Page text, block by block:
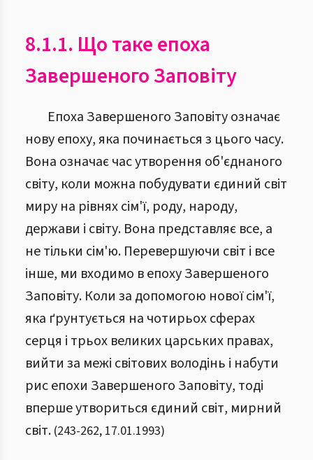
8.1.1. Що таке епоха
Завершеного Заповіту
Епоха Завершеного Заповіту означає
нову епоху, яка починається з цього часу.
Вона означає час утворення об'єднаного
світу, коли можна побудувати єдиний світ
миру на рівнях сім'ї, роду, народу,
держави і світу. Вона представляє все, а
не тільки сім'ю. Перевершуючи світ і все
інше, ми входимо в епоху Завершеного
Заповіту. Коли за допомогою нової сім'ї,
яка ґрунтується на чотирьох сферах
серця і трьох великих царських правах,
вийти за межі світових володінь і набути
рис епохи Завершеного Заповіту, тоді
вперше утвориться єдиний світ, мирний
світ. (243-262, 17.01.1993)